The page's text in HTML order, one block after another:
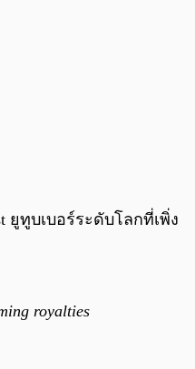
0:00 /0:00
ยูทูบเบอร์ระดับโลกที่เพิ่ง
royalties